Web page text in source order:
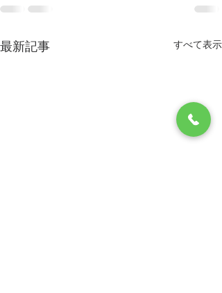
最新記事 すべて表示